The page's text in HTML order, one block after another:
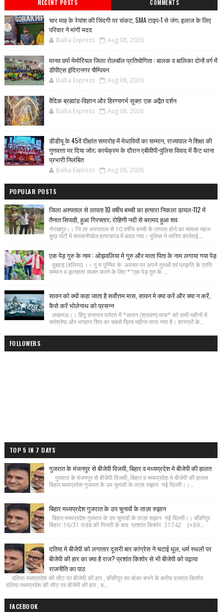
RECENT POSTS COMMENTS
चार माह के रेयांश की जिंदगी पर संकट, SMA टाइप-1 से जंग; इलाज के लिए
परिवार ने मांगी मदद
Ballia Express Aug 08, 2026
मानव वर्मा मेमोरियल जिला रोलबॉल प्रतियोगिता : बालक व बालिका दोनों वर्ग में
डीपीएस इंदिरानगर चैम्पियन
Ballia Express Aug 08, 2026
वैदिक ब्रह्मांड-विज्ञान और हिरण्यगर्भ सूक्त: एक अद्वैत दर्शन
Ballia Express Aug 08, 2026
डीडीयू के 45वें दीक्षांत समारोह में मेधावियों का सम्मान, राज्यपाल ने शिक्षा की
गुणवत्ता पर दिया जोर; कार्यक्रम के दौरान एबीवीपी-पुलिस विवाद में कैंट थाना
प्रभारी निलंबित
Ballia Express Aug 06, 2026
POPULAR POSTS
जिला अस्पताल से लापता 10 वर्षीय बच्ची का हत्यारा निकला डायल-112 में
तैनात सिपाही, हुआ गिरफ्तार; रोहिणी नदी से बरामद हुआ शव
गोरखपुर।। जि ला अस्पताल से 10 वर्षीय बच्ची के लापता होने का मामला महज
कुछ घंटों में सनसनीखेज हत्याकांड में बदल गया। पुलिस ने त्वरित कार्रवाई...
एक पेड़ गुरु के नाम : ओझवलिया मे गुरु और माता पिता के नाम लगाया गया पेड़
दुबहड़ (बलिया) ।। गु रु पूर्णिमा के अवसर पर अपने गुरुओं एवं प्रकृति के प्रति
सम्मान व कृतज्ञता व्यक्त करने के लिए *"एक पेड़ गुरु के ...
सावन को क्यों कहा जाता है सर्वोत्तम मास, सावन मे क्या करें और क्या न करें,
कैसे करें भोलेनाथ को प्रसन्न
लखनऊ।। हिंदू सनातन परंपरा में *सावन (श्रावण) मास* को सभी महीनों में
सर्वश्रेष्ठ और भगवान शिव का सबसे प्रिय महीना माना गया है। शास्त्रों के...
FOLLOWERS
TOP 5 IN 7 DAYS
गुजरात के मंजनपुर से बीजेपी विजयी, बिहार व मध्यप्रदेश मे बीजेपी की हालत
गुजरात के मंजनपुर से बीजेपी विजयी, बिहार व मध्यप्रदेश मे बीजेपी की हालत
बिहार मध्यप्रदेश गुजरात के उप चुनावों के ताज़ा रुझान नई दिल्ली।।...
बिहार मध्यप्रदेश गुजरात के उप चुनावों के ताज़ा रुझान
बिहार मध्यप्रदेश गुजरात के उप चुनावों के ताज़ा रुझान नई दिल्ली।। बाँकीपुर
बिहार :16/31 राउंड की गिनती के बाद प्रशांत किशोर 31742 (+89...
दतिया मे बीजेपी को लगातार दूसरी बार कांग्रेस ने चटाई धूल, धर्म स्थलों पर
बीजेपी की हार का क्या है राज? प्रशांत किशोर से भी बीजेपी को पढ़ाया
राजनीति का पाठ
दतिया मध्यप्रदेश की सीट पर बीजेपी की हार , बाँकीपुर का बांका बनने के करीब प्रशांत किशोर
दतिया मध्यप्रदेश की सीट पर बीजेपी की हार , ब...
FACEBOOK